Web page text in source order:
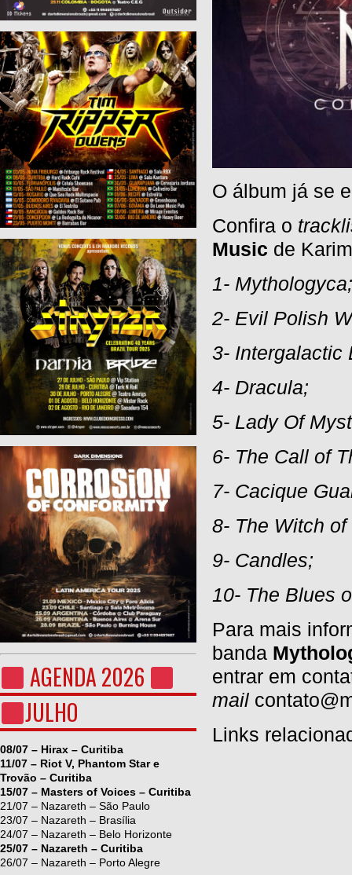
AGENDA 2026
JULHO
08/07 – Hirax – Curitiba
11/07 – Riot V, Phantom Star e
Trovão – Curitiba
15/07 – Masters of Voices – Curitiba
21/07 – Nazareth – São Paulo
23/07 – Nazareth – Brasília
24/07 – Nazareth – Belo Horizonte
25/07 – Nazareth – Curitiba
26/07 – Nazareth – Porto Alegre
O álbum já se
Confira o
Music de
1- Mythologyca;
2- Evil Polish
3- Intergalactic
4- Dracula;
5- Lady Of
6- The Call of
7- Cacique
8- The Witch
9- Candles;
10- The Blues
Para mais
banda
entrar em
mail
Links